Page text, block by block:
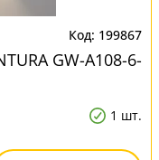
199867
GW-A108-6-
1 шт.